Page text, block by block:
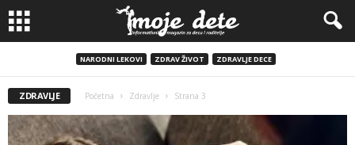
NARODNI LEKOVI ZDRAV ŽIVOT ZDRAVLJE DECE
ZDRAVLJE Početna Zdravlje Strana 3